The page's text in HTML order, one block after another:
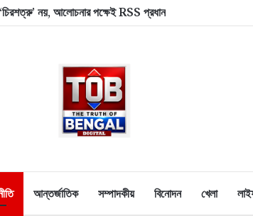
নয়, আলোচনার পক্ষেই RSS প্রধান
আন্তর্জাতিক সম্পাদকীয় বিনোদন খেলা